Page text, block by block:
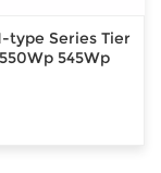
type Series Tier
545Wp